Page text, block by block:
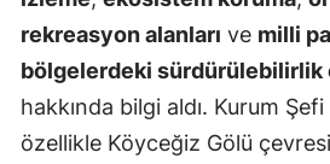
rekreasyon alanları ve milli
bölgelerdeki sürdürülebilirlik
hakkında bilgi aldı. Kurum
özellikle Köyceğiz Gölü